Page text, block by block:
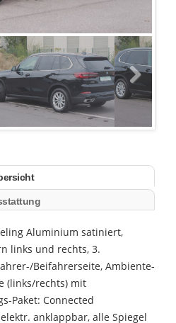
Next
Aluminium satiniert,
links und rechts, 3.
Beifahrerseite, Ambiente-
(links/rechts) mit
Paket: Connected
anklappbar, alle Spiegel